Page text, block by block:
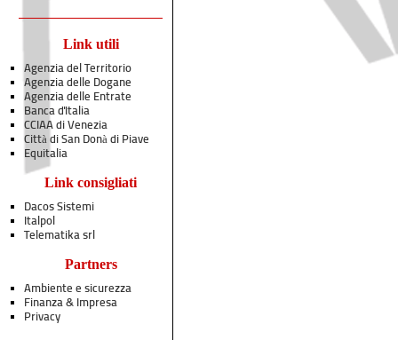
Link utili
Agenzia del Territorio
Agenzia delle Dogane
Agenzia delle Entrate
Banca d'Italia
CCIAA di Venezia
Città di San Donà di Piave
Equitalia
Link consigliati
Dacos Sistemi
Italpol
Telematika srl
Partners
Ambiente e sicurezza
Finanza & Impresa
Privacy